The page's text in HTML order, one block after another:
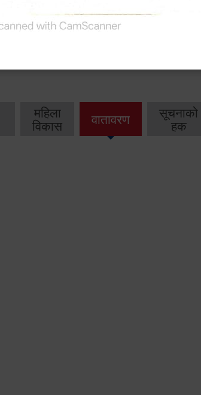
महिला
विकास
वातावरण
सूचनाको
हक